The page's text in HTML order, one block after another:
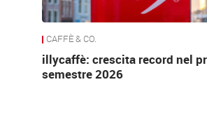
CAFFÈ & CO.
illycaffè: crescita record nel
semestre 2026